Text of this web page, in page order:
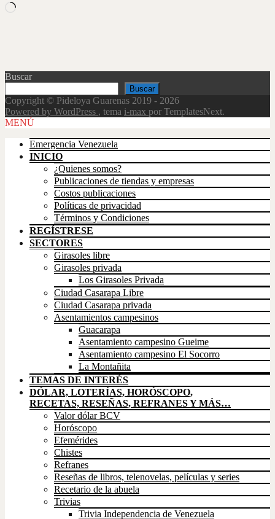
Loading…
Buscar
Buscar
Copyright © Pideloya Guarenas 2019 - 2026
Powered by WordPress , tema i-max por TemplatesNext.
Scroll
MENÚ
Emergencia Venezuela
INICIO
¿Quienes somos?
Publicaciones de tiendas y empresas
Costos publicaciones
Políticas de privacidad
Términos y Condiciones
REGÍSTRESE
SECTORES
Girasoles libre
Girasoles privada
Los Girasoles Privada
Ciudad Casarapa Libre
Ciudad Casarapa privada
Asentamientos campesinos
Guacarapa
Asentamiento campesino Gueime
Asentamiento campesino El Socorro
La Montañita
TEMAS DE INTERÉS
DÓLAR, LOTERÍAS, HORÓSCOPO,
RECETAS, RESEÑAS, REFRANES Y MÁS…
Valor dólar BCV
Horóscopo
Efemérides
Chistes
Refranes
Reseñas de libros, telenovelas, películas y series
Recetario de la abuela
Trivias
Trivia Independencia de Venezuela